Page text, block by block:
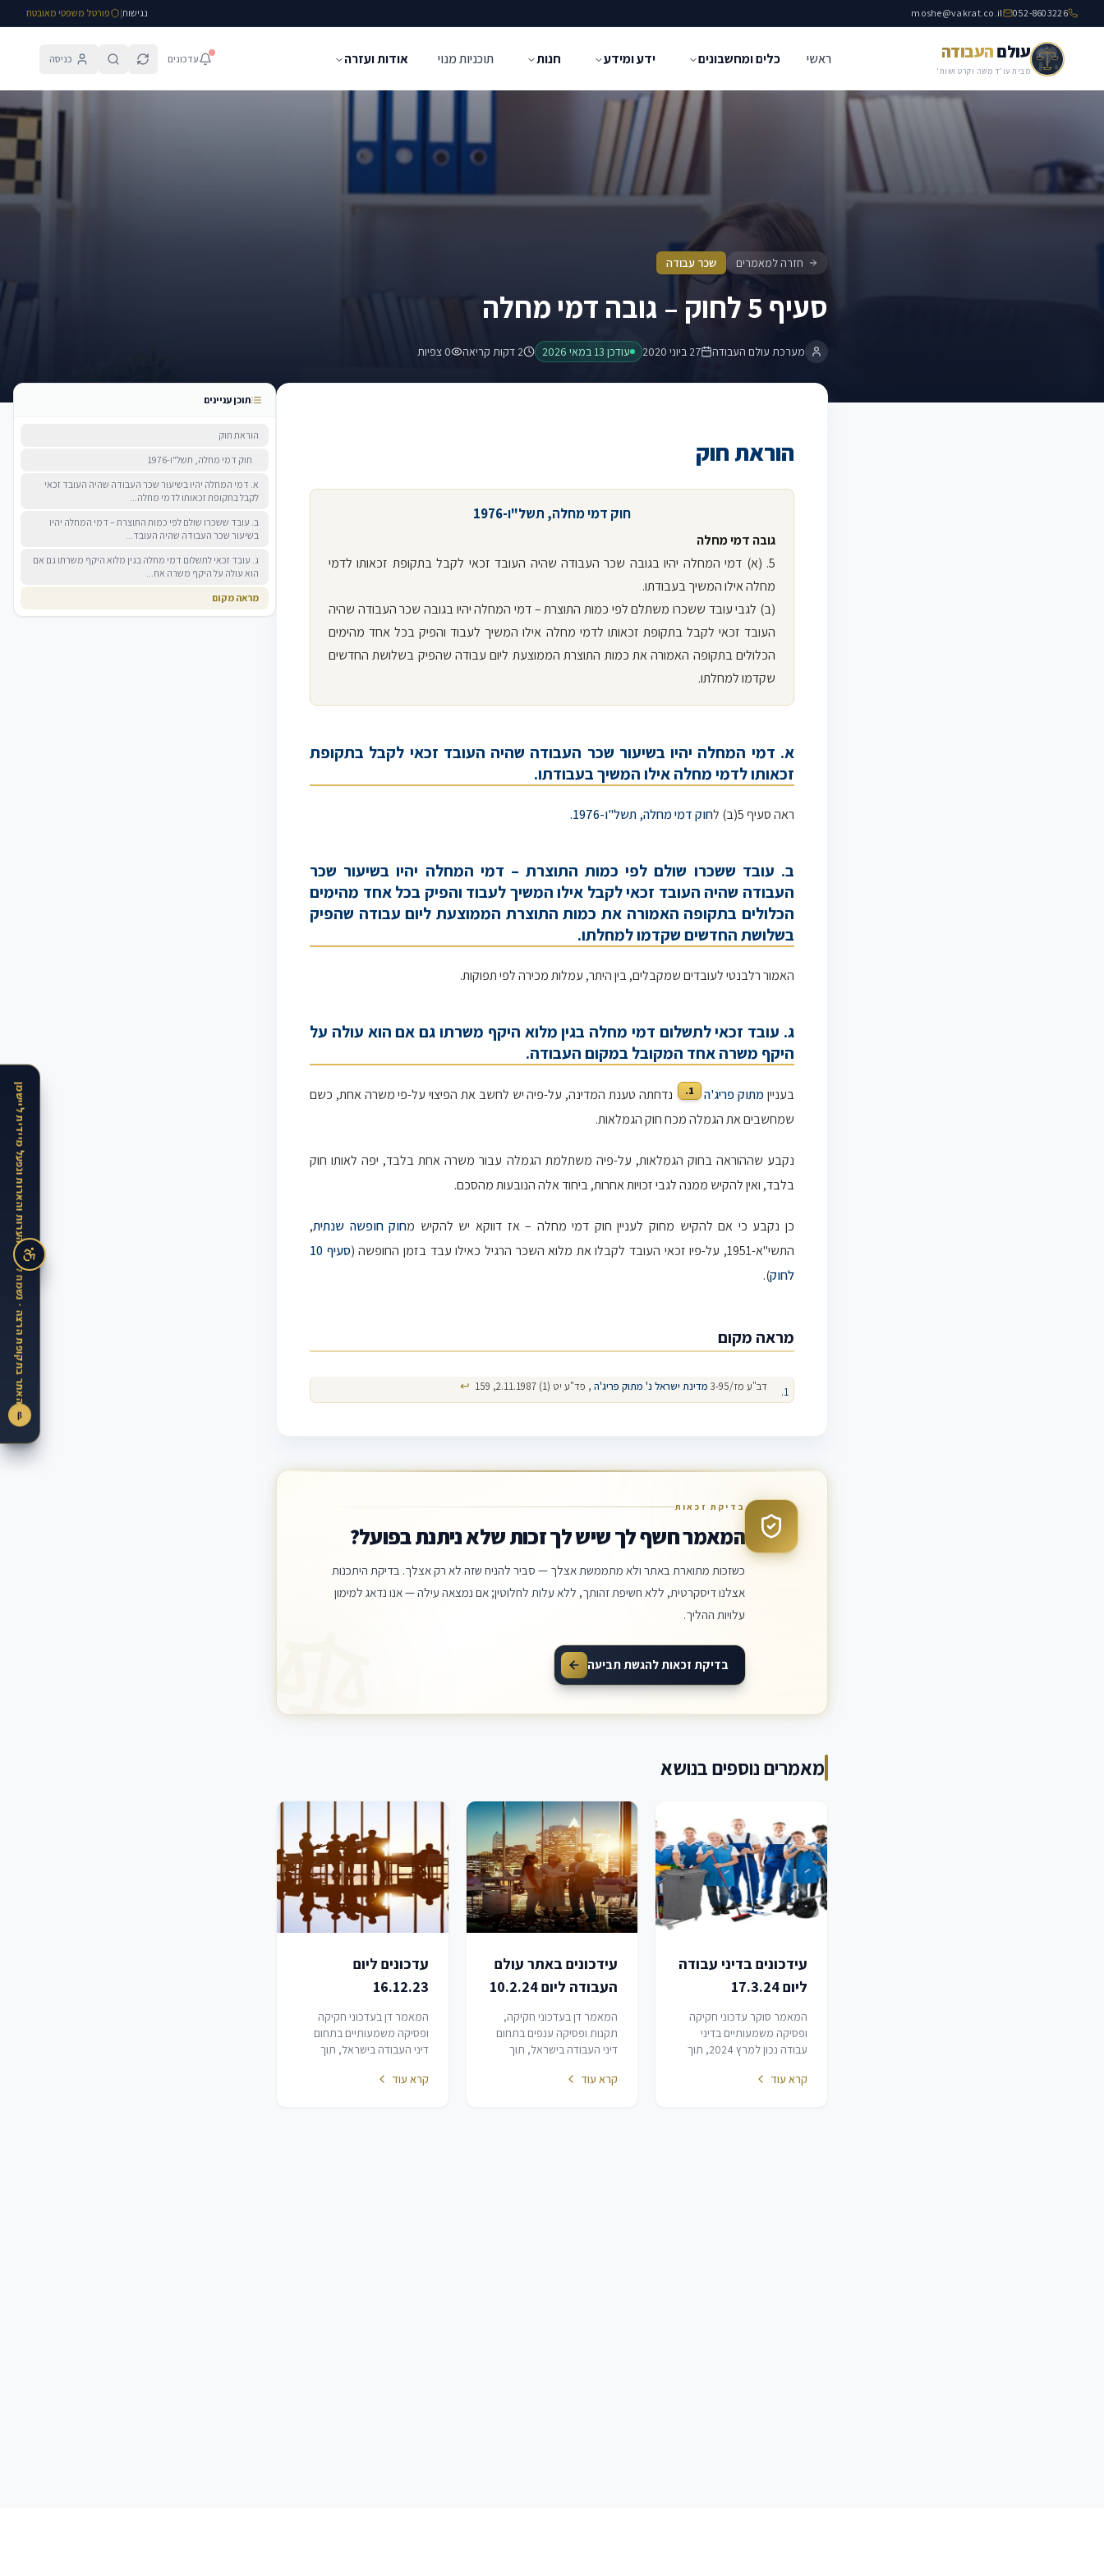
052-8603226
moshe@vakrat.co.il נגישות| פורטל משפטי מאובטח
עולםהעבודה
מבית עו״ד משה וקרט ושות'
ראשי כלים ומחשבונים ידע ומידע חנות תוכניות מנוי אודות ועזרה עדכונים כניסה
β
האתר בתקופת הרצה · נשמח לקבל הערות והארות ונפעל מיידית ליישמן
שכר עבודה סעיף 5 לחוק – גובה דמי מחלה
חזרה למאמרים שכר עבודה
סעיף 5 לחוק – גובה דמי מחלה
מערכת עולם העבודה 27 ביוני 2020 עודכן 13 במאי 2026 2 דקות קריאה 0 צפיות
תוכן עניינים
הוראת חוק
חוק דמי מחלה, תשל"ו-1976
א. דמי המחלה יהיו בשיעור שכר העבודה שהיה העובד זכאי
לקבל בתקופת זכאותו לדמי מחלה...
ב. עובד ששכרו שולם לפי כמות התוצרת – דמי המחלה יהיו
בשיעור שכר העבודה שהיה העובד...
ג. עובד זכאי לתשלום דמי מחלה בגין מלוא היקף משרתו גם אם
הוא עולה על היקף משרה אח...
מראה מקום
הוראת חוק
חוק דמי מחלה, תשל"ו-1976
גובה דמי מחלה
5. (א) דמי המחלה יהיו בגובה שכר העבודה שהיה העובד זכאי לקבל בתקופת זכאותו לדמי
מחלה אילו המשיך בעבודתו.
(ב) לגבי עובד ששכרו משתלם לפי כמות התוצרת – דמי המחלה יהיו בגובה שכר העבודה שהיה
העובד זכאי לקבל בתקופת זכאותו לדמי מחלה אילו המשיך לעבוד והפיק בכל אחד מהימים
הכלולים בתקופה האמורה את כמות התוצרת הממוצעת ליום עבודה שהפיק בשלושת החדשים
שקדמו למחלתו.
א. דמי המחלה יהיו בשיעור שכר העבודה שהיה העובד זכאי לקבל בתקופת
זכאותו לדמי מחלה אילו המשיך בעבודתו.
ראה סעיף 5(ב) ל חוק דמי מחלה, תשל"ו-1976.
ב. עובד ששכרו שולם לפי כמות התוצרת – דמי המחלה יהיו בשיעור שכר
העבודה שהיה העובד זכאי לקבל אילו המשיך לעבוד והפיק בכל אחד מהימים
הכלולים בתקופה האמורה את כמות התוצרת הממוצעת ליום עבודה שהפיק
בשלושת החדשים שקדמו למחלתו.
האמור רלבנטי לעובדים שמקבלים, בין היתר, עמלות מכירה לפי תפוקות.
ג. עובד זכאי לתשלום דמי מחלה בגין מלוא היקף משרתו גם אם הוא עולה על
היקף משרה אחד המקובל במקום העבודה.
בענייןמתוק פריג'ה 1.
נדחתה טענת המדינה, על-פיה יש לחשב את הפיצוי על-פי משרה אחת, כשם
שמחשבים את הגמלה מכח חוק הגמלאות.
נקבע שההוראה בחוק הגמלאות, על-פיה משתלמת הגמלה עבור משרה אחת בלבד, יפה לאותו חוק
בלבד, ואין להקיש ממנה לגבי זכויות אחרות, ביחוד אלה הנובעות מהסכם.
כן נקבע כי אם להקיש מחוק לעניין חוק דמי מחלה – אז דווקא יש להקיש מחוק חופשה שנתית,
התשי"א-1951, על-פיו זכאי העובד לקבלו את מלוא השכר הרגיל כאילו עבד בזמן החופשה (
סעיף 10
לחוק).
מראה מקום
דב"ע מז/3-95 מדינת ישראל נ' מתוק פריג'ה , פד"ע יט (1) 2.11.1987, 159 ↩
בדיקת זכאות
המאמר חשף לך שיש לך זכות שלא ניתנת בפועל?
כשזכות מתוארת באתר ולא מתממשת אצלך — סביר להניח שזה לא רק אצלך. בדיקת היתכנות
אצלנו דיסקרטית, ללא חשיפת זהותך, ללא עלות לחלוטין; אם נמצאה עילה — אנו נדאג למימון
עלויות ההליך.
בדיקת זכאות להגשת תביעה
מאמרים נוספים בנושא
עידכונים בדיני עבודה
ליום 17.3.24
המאמר סוקר עדכוני חקיקה
ופסיקה משמעותיים בדיני
עבודה נכון למרץ 2024, תוך
שנוצרו בעקבות מלחמת
קרא עוד
עידכונים באתר עולם
העבודה ליום 10.2.24
המאמר דן בעדכוני חקיקה,
תקנות ופסיקה ענפים בתחום
דיני העבודה בישראל, תוך
לתקופת מלחמת "חרבות
קרא עוד
עדכונים ליום
16.12.23
המאמר דן בעדכוני חקיקה
ופסיקה משמעותיים בתחום
דיני העבודה בישראל, תוך
ובתקנות שהותקנו בעקבות
קרא עוד